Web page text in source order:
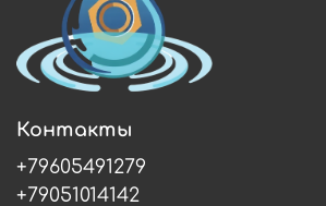
Контакты
+79605491279
+79051014142